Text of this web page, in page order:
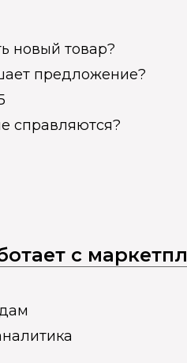
новый товар?
предложение?
справляются?
с